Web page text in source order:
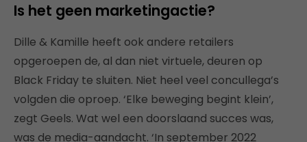
Is het geen marketingactie?
Dille & Kamille heeft ook andere retailers
opgeroepen de, al dan niet virtuele, deuren op
Black Friday te sluiten. Niet heel veel concullega’s
volgden die oproep. ‘Elke beweging begint klein’,
zegt Geels. Wat wel een doorslaand succes was,
was de media-aandacht. ‘In september 2022